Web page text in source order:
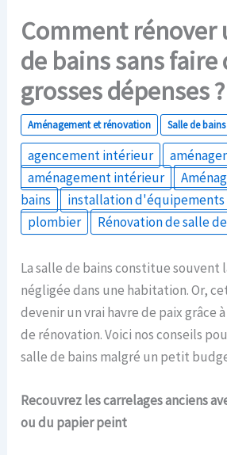
Comment rénover
de bains sans faire
grosses dépenses ?
Aménagement et rénovation Salle de bains
agencement intérieur
aménagement intérieur
bains
installation d'équipements
plombier
Rénovation de salle
La salle de bains constitue souvent
négligée dans une habitation. Or,
devenir un vrai havre de paix grâce
de rénovation. Voici nos conseils
salle de bains malgré un petit
Recouvrez les carrelages anciens
ou du papier peint